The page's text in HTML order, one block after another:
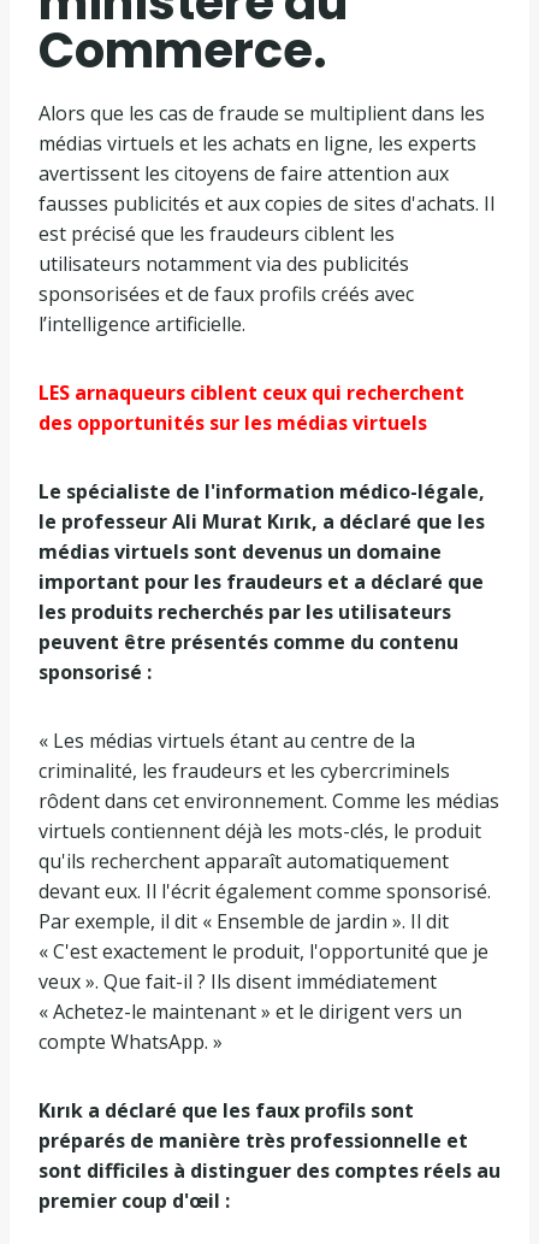
Commerce.
Alors que les cas de fraude se multiplient dans les
médias virtuels et les achats en ligne, les experts
avertissent les citoyens de faire attention aux
fausses publicités et aux copies de sites d'achats. Il
est précisé que les fraudeurs ciblent les
utilisateurs notamment via des publicités
sponsorisées et de faux profils créés avec
l’intelligence artificielle.
LES arnaqueurs ciblent ceux qui recherchent
des opportunités sur les médias virtuels
Le spécialiste de l'information médico-légale,
le professeur Ali Murat Kırık, a déclaré que les
médias virtuels sont devenus un domaine
important pour les fraudeurs et a déclaré que
les produits recherchés par les utilisateurs
peuvent être présentés comme du contenu
sponsorisé :
« Les médias virtuels étant au centre de la
criminalité, les fraudeurs et les cybercriminels
rôdent dans cet environnement. Comme les médias
virtuels contiennent déjà les mots-clés, le produit
qu'ils recherchent apparaît automatiquement
devant eux. Il l'écrit également comme sponsorisé.
Par exemple, il dit « Ensemble de jardin ». Il dit
« C'est exactement le produit, l'opportunité que je
veux ». Que fait-il ? Ils disent immédiatement
« Achetez-le maintenant » et le dirigent vers un
compte WhatsApp. »
Kırık a déclaré que les faux profils sont
préparés de manière très professionnelle et
sont difficiles à distinguer des comptes réels au
premier coup d'œil :